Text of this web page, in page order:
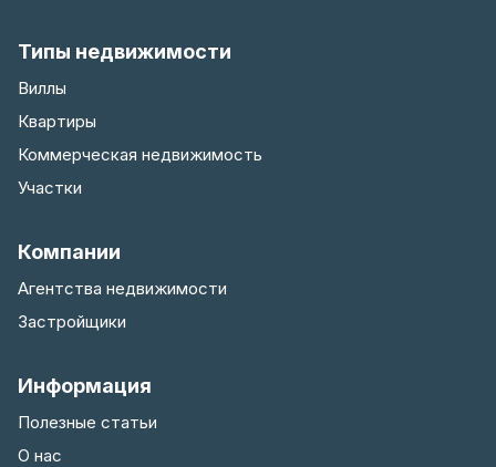
Типы недвижимости
Виллы
Квартиры
Коммерческая недвижимость
Участки
Компании
Агентства недвижимости
Застройщики
Информация
Полезные статьи
О нас